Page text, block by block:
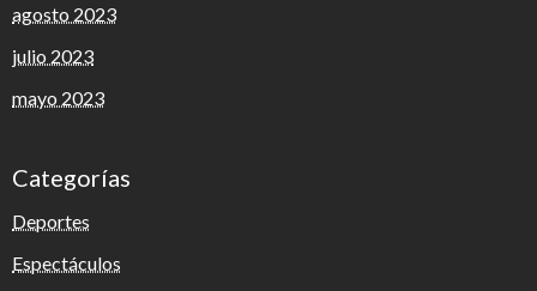
agosto 2023
julio 2023
mayo 2023
Categorías
Deportes
Espectáculos